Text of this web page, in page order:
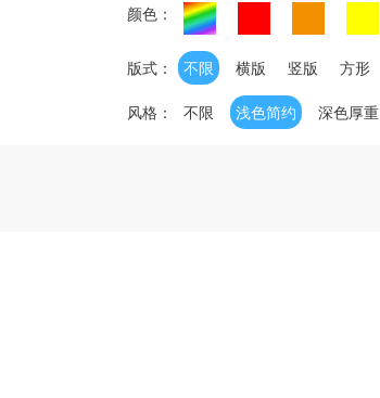
颜色：
版式： 不限 横版 竖版 方形
风格： 不限 浅色简约 深色厚重